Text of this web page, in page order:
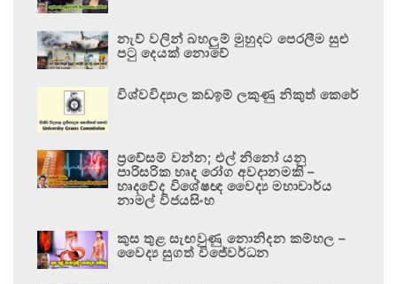
නැව් වලින් බහලුම් මුහුදට පෙරලීම සුළු
පටු දෙයක් නොවේ
විශ්වවිද්‍යාල කඩඉම් ලකුණු නිකුත් කෙරේ
ප්‍රවේසම් වන්න; එල් නිනෝ යනු
පාරිසරික හෘද රෝග අවදානමකි –
හෘදවේද විශේෂඥ වෛද්‍ය මහාචාර්ය
නාමල් විජයසිංහ
කුස තුළ සැඟවුණු නොනිදන කම්හල –
වෛද්‍ය සුගත් විජේවර්ධන